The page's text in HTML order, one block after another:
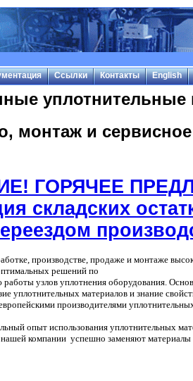
Ссылки Контакты English
уплотнительные
монтаж и
ГОРЯЧЕЕ
складских
производстве, продаже и монтаже
решений по
узлов уплотнения оборудования.
уплотнительных материалов и знание
производителями
опыт использования уплотнительных
компании успешно заменяют